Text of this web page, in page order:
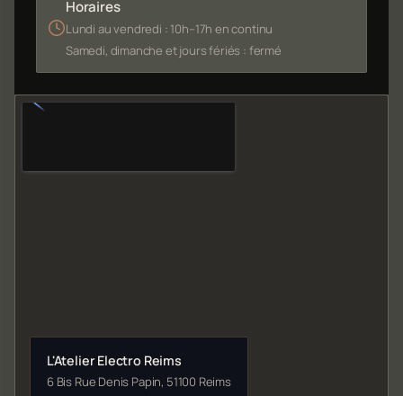
Horaires
Lundi au vendredi : 10h–17h en continu
Samedi, dimanche et jours fériés : fermé
L'Atelier Electro Reims
6 Bis Rue Denis Papin, 51100 Reims